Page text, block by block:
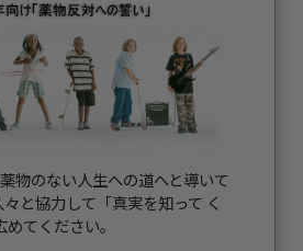
物のない人生への道へと導いて
と協力して「真実を知って く
てください。